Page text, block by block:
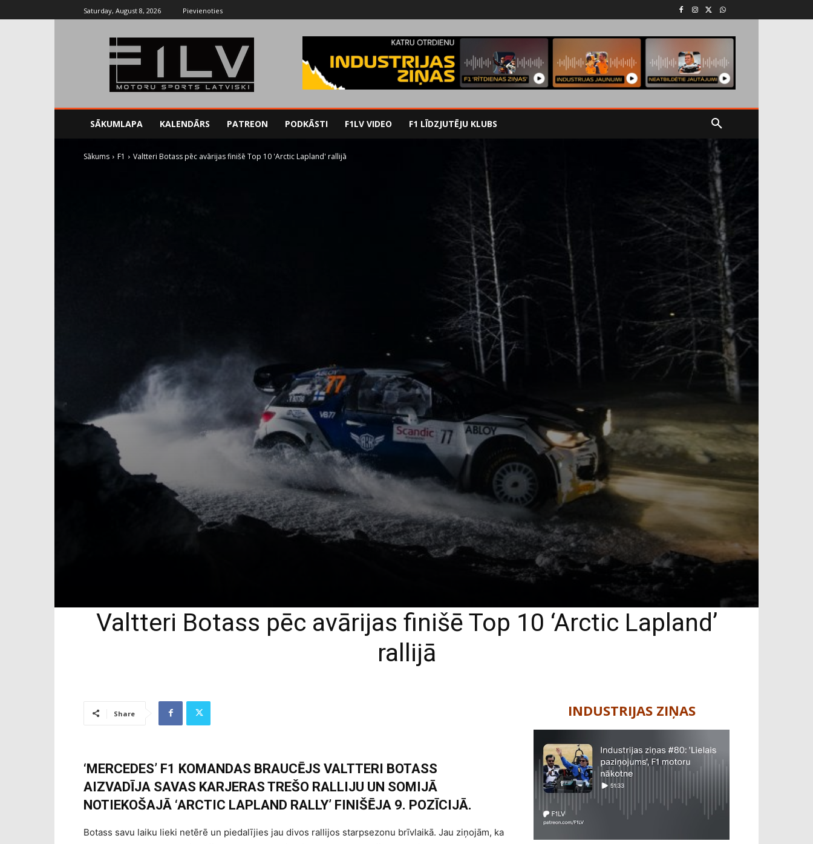
Saturday, August 8, 2026 Pievienoties
SĀKUMLAPA KALENDĀRS PATREON PODKĀSTI F1LV VIDEO F1 LĪDZJUTĒJU KLUBS
Sākums F1 Valtteri Botass pēc avārijas finišē Top 10 'Arctic Lapland' rallijā
Valtteri Botass pēc avārijas finišē Top 10 ‘Arctic Lapland’
rallijā
Share
‘MERCEDES’ F1 KOMANDAS BRAUCĒJS VALTTERI BOTASS
AIZVADĪJA SAVAS KARJERAS TREŠO RALLIJU UN SOMIJĀ
NOTIEKOŠAJĀ ‘ARCTIC LAPLAND RALLY’ FINIŠĒJA 9. POZĪCIJĀ.
Botass savu laiku lieki netērē un piedalījies jau divos rallijos starpsezonu brīvlaikā. Jau ziņojām, ka
INDUSTRIJAS ZIŅAS